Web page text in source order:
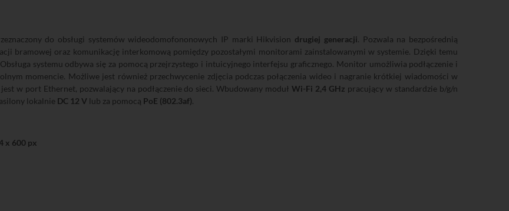
do obsługi systemów wideodomofononowych IP marki Hikvision drugiej generacji. Pozwala na bezpośrednią
bramowej oraz komunikację interkomową pomiędzy pozostałymi monitorami zainstalowanymi w systemie. Dzięki temu
systemu odbywa się za pomocą przejrzystego i intuicyjnego interfejsu graficznego. Monitor umożliwia podłączenie i
momencie. Możliwe jest również przechwycenie zdjęcia podczas połączenia wideo i nagranie krótkiej wiadomości w
w port Ethernet, pozwalający na podłączenie do sieci. Wbudowany modułWi-Fi 2,4 GHz pracujący w standardzie b/g/n
lokalnie DC 12 V lub za pomocą PoE (802.3af).
x 600 px